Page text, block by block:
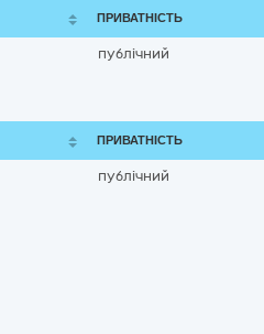
ПРИВАТНІСТЬ
публічний
ПРИВАТНІСТЬ
публічний